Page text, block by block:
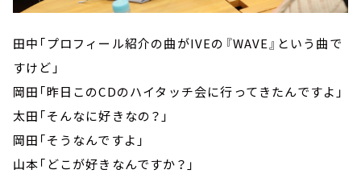
田中「プロフィール紹介の曲がIVEの『WAVE』という曲で
すけど」
岡田「昨日このCDのハイタッチ会に行ってきたんですよ」
太田「そんなに好きなの？」
岡田「そうなんですよ」
山本「どこが好きなんですか？」